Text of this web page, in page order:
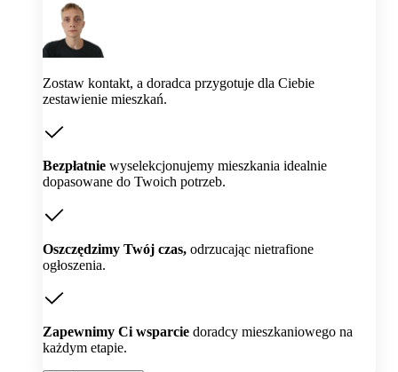
Zostaw kontakt, a doradca przygotuje dla Ciebie
zestawienie mieszkań.
Bezpłatnie wyselekcjonujemy mieszkania idealnie
dopasowane do Twoich potrzeb.
Oszczędzimy Twój czas, odrzucając nietrafione
ogłoszenia.
Zapewnimy Ci wsparcie doradcy mieszkaniowego na
każdym etapie.